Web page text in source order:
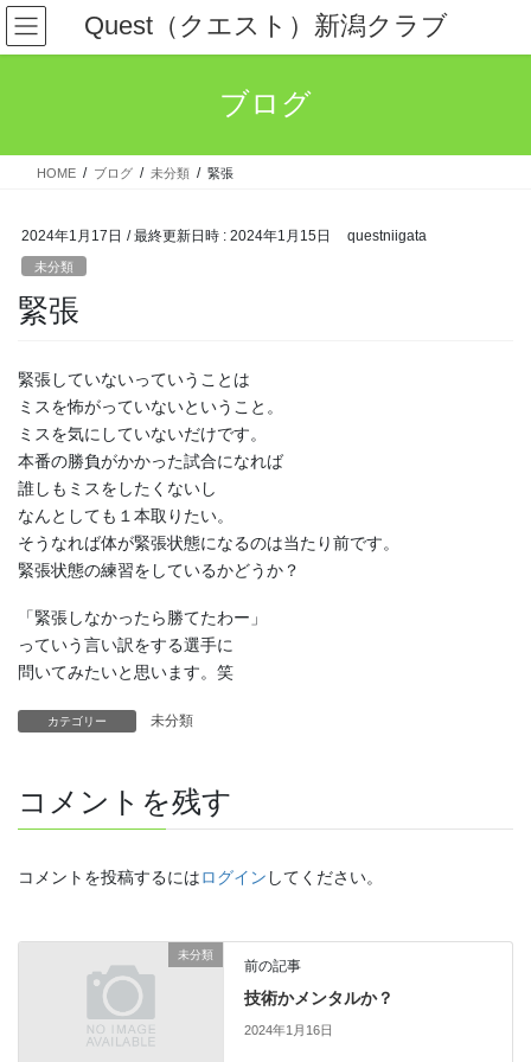
コ
ン
テ
ス
ナ
ビ
ゲ
ン
Quest（クエスト）新潟クラブ
ブログ
HOME ブログ 未分類 緊張
2024年1月17日 / 最終更新日時 : 2024年1月15日 questniigata
未分類
緊張
緊張していないっていうことは
ミスを怖がっていないということ。
ミスを気にしていないだけです。
本番の勝負がかかった試合になれば
誰しもミスをしたくないし
なんとしても１本取りたい。
そうなれば体が緊張状態になるのは当たり前です。
緊張状態の練習をしているかどうか？
「緊張しなかったら勝てたわー」
っていう言い訳をする選手に
問いてみたいと思います。笑
カテゴリー 未分類
コメントを残す
コメントを投稿するにはログイン してください。
未分類
前の記事
技術かメンタルか？
2024年1月16日